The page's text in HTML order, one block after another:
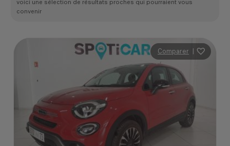
voici une sélection de résultats proches qui pourraient vous
convenir
Comparer |